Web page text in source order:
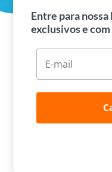
Entre para
exclusivos e